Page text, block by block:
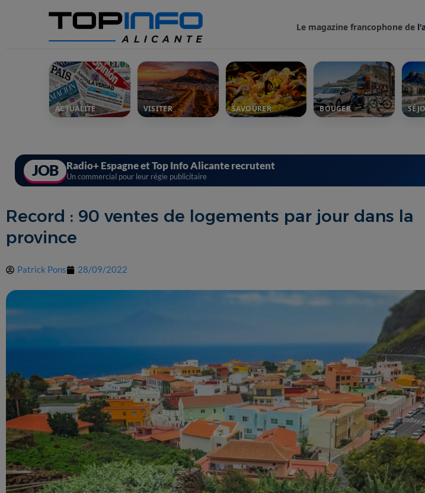
Le magazine francophone de
ACTUALITÉ VISITER SAVOURER BOUGER
JOB Radio+ Espagne et Top Info Alicante recrutent
Un commercial pour leur régie publicitaire
Record : 90 ventes de logements par jour dans la
province
Patrick Pons 28/09/2022